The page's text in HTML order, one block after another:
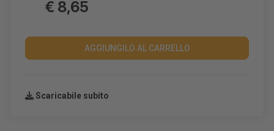
€ 8,65
AGGIUNGILO AL CARRELLO
Scaricabile subito